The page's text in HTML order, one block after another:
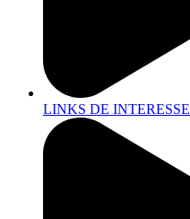
LINKS DE INTERESSE